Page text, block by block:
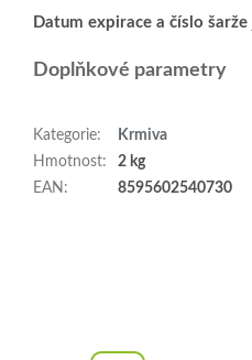
Datum expirace a číslo šarže
Doplňkové parametry
Kategorie:
Krmiva
Hmotnost:
2 kg
EAN : 8595602540730